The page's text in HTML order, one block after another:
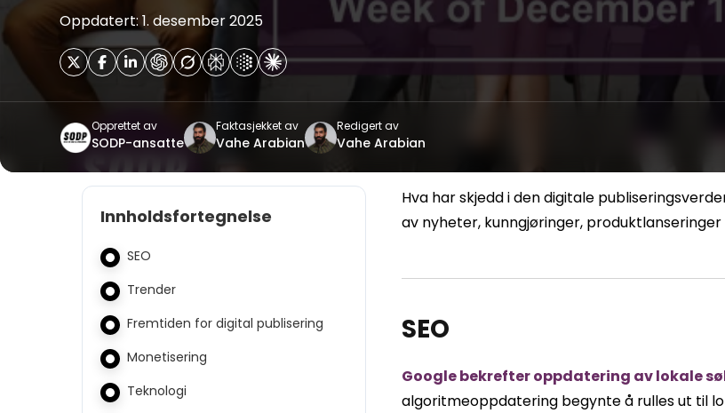
Oppdatert: 1. desember 2025
Opprettet av
SODP-ansatte
Faktasjekket av
Vahe Arabian
Redigert av
Vahe Arabian
Innholdsfortegnelse
SEO
Trender
Fremtiden for digital publisering
Monetisering
Teknologi
Hva har skjedd i den digitale
av nyheter, kunngjøringer, produktlanseringer
SEO
Google bekrefter oppdatering av lokale
algoritmeoppdatering begynte å rulles ut til